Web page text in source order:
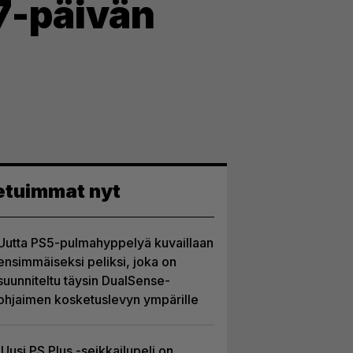
päivän
nyt
PS5-pulmahyppelyä kuvaillaan
peliksi, joka on
täysin DualSense-
kosketuslevyn ympärille